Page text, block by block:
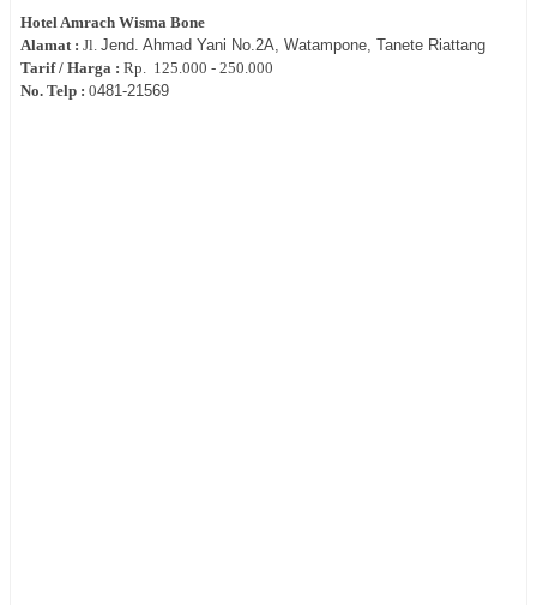
HotelAmrach Wisma Bone
Alamat : Jl. Jend. Ahmad Yani No.2A, Watampone, Tanete Riattang
Tarif / Harga : Rp. 125.000 - 250.000
No. Telp : 0481-21569